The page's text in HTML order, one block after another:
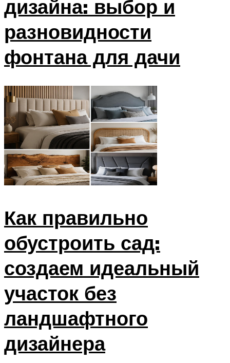
дизайна: выбор и
разновидности
фонтана для дачи
Как правильно
обустроить сад:
создаем идеальный
участок без
ландшафтного
дизайнера